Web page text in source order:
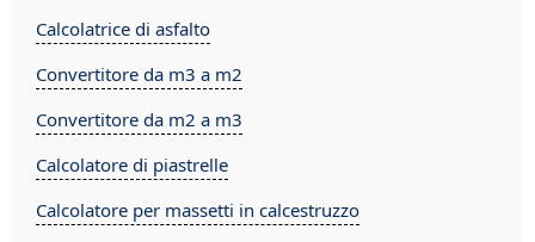
Calcolatrice di asfalto
Convertitore da m3 a m2
Convertitore da m2 a m3
Calcolatore di piastrelle
Calcolatore per massetti in calcestruzzo